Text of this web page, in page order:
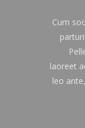
Cum
laoreet
leo